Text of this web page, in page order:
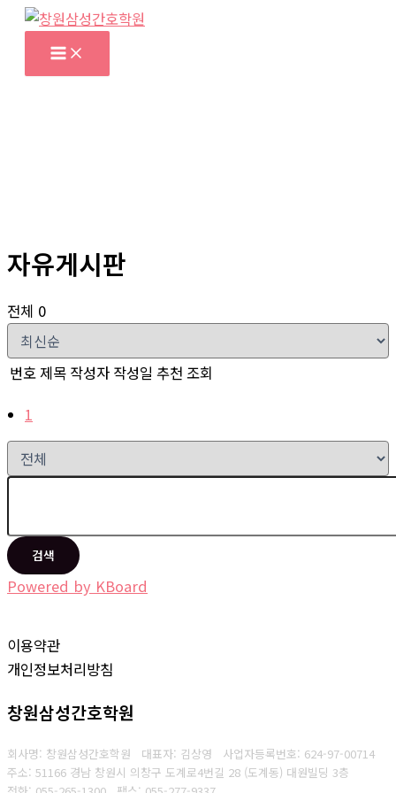
Main
Menu
자유게시판
전체 0
번호제목 작성자 작성일 추천 조회
1
검색
Powered by KBoard
이용약관
개인정보처리방침
창원삼성간호학원
회사명: 창원삼성간호학원 대표자: 김상영 사업자등록번호: 624-97-00714
주소: 51166 경남 창원시 의창구 도계로4번길 28 (도계동) 대원빌딩 3층